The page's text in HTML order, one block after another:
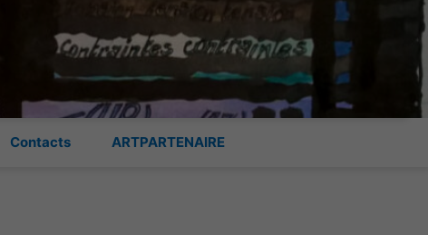
Contacts ARTPARTENAIRE